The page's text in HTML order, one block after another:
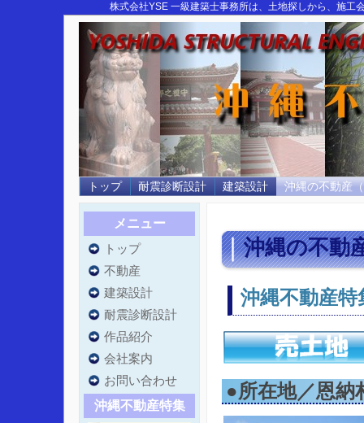
株式会社YSE 一級建築士事務所は、土地探しから、施工
トップ 耐震診断設計 建築設計 沖縄の不動産
沖縄の不動
沖縄不動産特
●所在地／恩納
メニュー
トップ
不動産
建築設計
耐震診断設計
作品紹介
会社案内
お問い合わせ
沖縄不動産特集